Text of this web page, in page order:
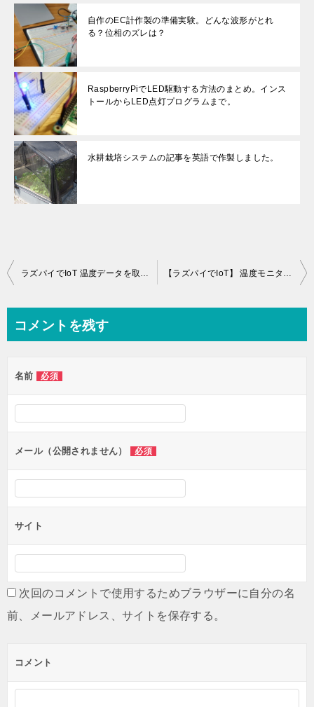
自作のEC計作製の準備実験。どんな波形がとれ
る？位相のズレは？
RaspberryPiでLED駆動する方法のまとめ。インス
トールからLED点灯プログラムまで。
水耕栽培システムの記事を英語で作製しました。
投
ビ
ー
シ
ン
ラズパイでIoT 温度データを取得してMySQLに保存しよう。 【ラズパイでIoT】 温度モニター実装方法を詳細解説。水耕栽培に活用します。
コメントを残す
名前 必須
メール（公開されません） 必須
サイト
次回のコメントで使用するためブラウザーに自分の名
前、メールアドレス、サイトを保存する。
コメント